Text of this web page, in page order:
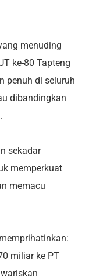
menuding
ke-80 Tapteng
penuh di seluruh
dibandingkan
sekadar
memperkuat
memacu
miliar ke PT